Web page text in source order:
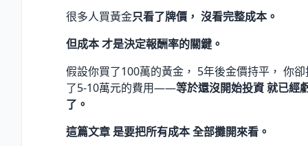
很多人買黃金只看了牌價， 沒看完整成本。
但成本 才是決定報酬率的關鍵。
假設你買了100萬的黃金， 5年後金價持平， 你
了5-10萬元的費用——等於還沒開始投資 就已經
了。
這篇文章 是要把所有成本 全部攤開來看。